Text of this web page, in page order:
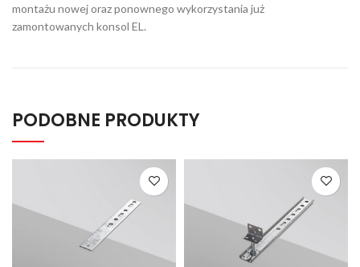
montażu nowej oraz ponownego wykorzystania już
zamontowanych konsol EL.
PODOBNE PRODUKTY